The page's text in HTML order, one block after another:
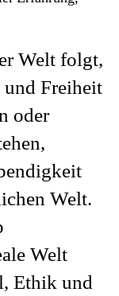
Welt folgt,
und Freiheit
oder
Welt.
Welt
Ethik und